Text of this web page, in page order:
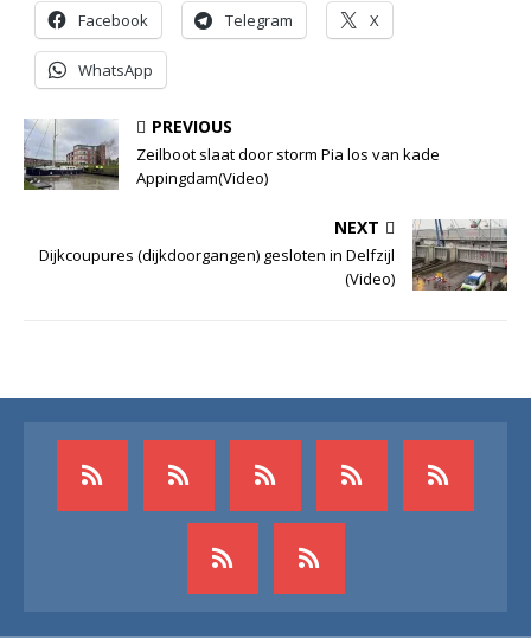
Facebook Telegram X
WhatsApp
PREVIOUS
Zeilboot slaat door storm Pia los van kade
Appingdam(Video)
NEXT
Dijkcoupures (dijkdoorgangen) gesloten in Delfzijl
(Video)